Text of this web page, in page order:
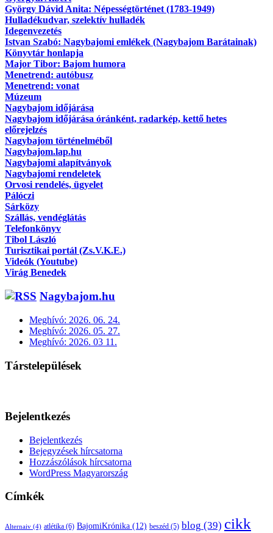
György Dávid Anita: Népességtörténet (1783-1949)
Hulladékudvar, szelektív hulladék
Idegenvezetés
Istvan Szabó: Nagybajomi emlékek (Nagybajom Barátainak)
Könyvtár honlapja
Major Tibor: Bajom humora
Menetrend: autóbusz
Menetrend: vonat
Múzeum
Nagybajom időjárása
Nagybajom időjárása óránként, radarkép, kettő hetes
előrejelzés
Nagybajom történelméből
Nagybajom.lap.hu
Nagybajomi alapítványok
Nagybajomi rendeletek
Orvosi rendelés, ügyelet
Pálóczi
Sárközy
Szállás, vendéglátás
Telefonkönyv
Tibol László
Turisztikai portál (Zs.V.K.E.)
Videók (Youtube)
Virág Benedek
Nagybajom.hu
Meghívó: 2026. 06. 24.
Meghívó: 2026. 05. 27.
Meghívó: 2026. 03 11.
Társtelepülések
Bejelentkezés
Bejelentkezés
Bejegyzések hírcsatorna
Hozzászólások hírcsatorna
WordPress Magyarország
Címkék
Alternaiv (4) atlétika (6) BajomiKrónika (12) beszéd (5) blog (39) cikk